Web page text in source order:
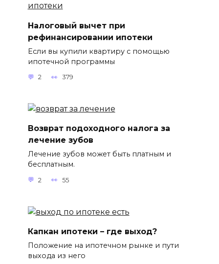
Налоговый вычет при
рефинансировании ипотеки
Если вы купили квартиру с помощью
ипотечной программы
2 379
Возврат подоходного налога за
лечение зубов
Лечение зубов может быть платным и
бесплатным.
2 55
Капкан ипотеки – где выход?
Положение на ипотечном рынке и пути
выхода из него